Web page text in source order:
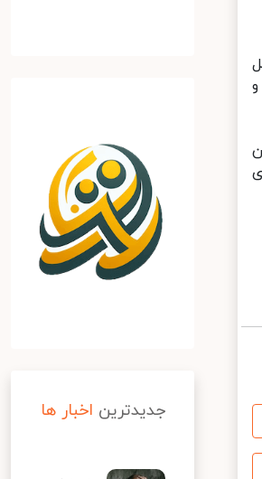
جدیدترین اخبار ها